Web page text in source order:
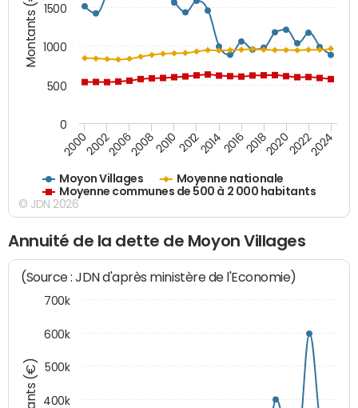
Montants (€)
Moyon Villages
Moyenne nationale
Moyenne communes de 500 à 2 000 habitants
200020022006200820102012201420162018202020222024
0
500
1000
1500
© JDN 2026
Annuité de la dette de Moyon Villages
(Source : JDN d'après ministère de l'Economie)
400k
500k
600k
700k